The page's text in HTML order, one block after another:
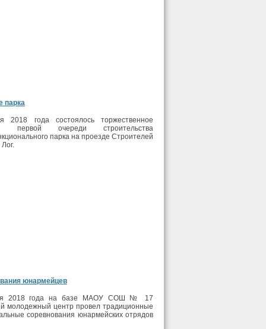
парка
2018 года состоялось торжественное
первой очереди строительства
парка на проезде Строителей
Лог.
юнармейцев
2018 года на базе МАОУ СОШ № 17
молодежный центр провел традиционные
соревнования юнармейских отрядов